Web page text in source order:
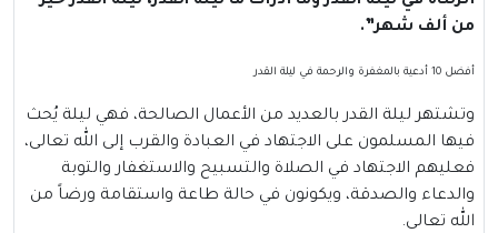
من ألف شهر”.
أفضل 10 أدعية بالمغفرة والرحمة في ليلة القدر
وتشتهر ليلة القدر بالعديد من الأعمال الصالحة، فهي ليلة يُحث
فيها المسلمون على الاجتهاد في العبادة والقرب إلى الله تعالى،
فعليهم الاجتهاد في الصلاة والتسبيح والاستغفار والتوبة
والدعاء والصدقة، ويكونون في حالة طاعة واستقامة ورضاً من
الله تعالى.